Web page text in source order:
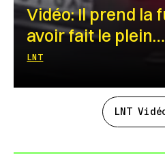
Vidéo: Il prend la
avoir fait le plein…
LNT
LNT